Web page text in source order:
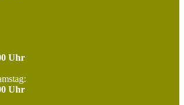
Uhr
Uhr